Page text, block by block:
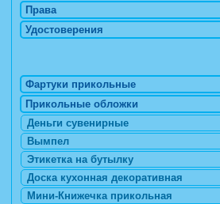
Права
Удостоверения
Фартуки прикольные
Прикольные обложки
Деньги сувенирные
Вымпел
Этикетка на бутылку
Доска кухонная декоративная
Мини-Книжечка прикольная